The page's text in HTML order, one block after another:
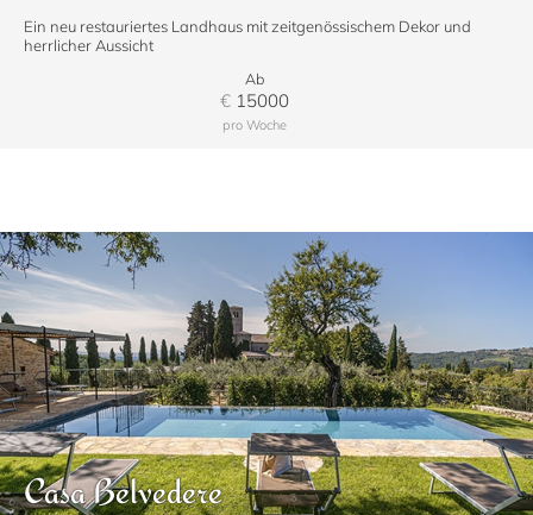
Ein neu restauriertes Landhaus mit zeitgenössischem Dekor und
herrlicher Aussicht
Ab
€ 15000
pro Woche
Casa Belvedere